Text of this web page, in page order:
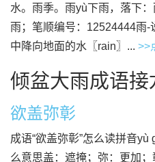
水。雨季。雨yù下雨，落下：
雨；笔顺编号：12524444雨
中降向地面的水〖rain〗... >>
倾盆大雨成语接
欲盖弥彰
成语“欲盖弥彰”怎么读拼音yù
么意思盖：遮掩；弥：更加